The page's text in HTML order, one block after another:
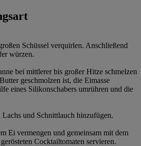
Schüssel verquirlen. Anschließend
würzen.
bei mittlerer bis großer Hitze schmelzen
geschmolzen ist, die Eimasse
eines Silikonschabers umrühren und die
Lachs und Schnittlauch hinzufügen.
Ei vermengen und gemeinsam mit dem
Cocktailtomaten servieren.